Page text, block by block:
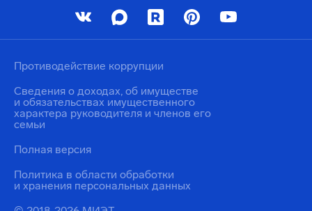
Политика в области обработки
и хранения персональных данных
Противодействие коррупции
Сведения о доходах, об имуществе
и обязательствах имущественного
характера руководителя и членов его
семьи
Полная версия